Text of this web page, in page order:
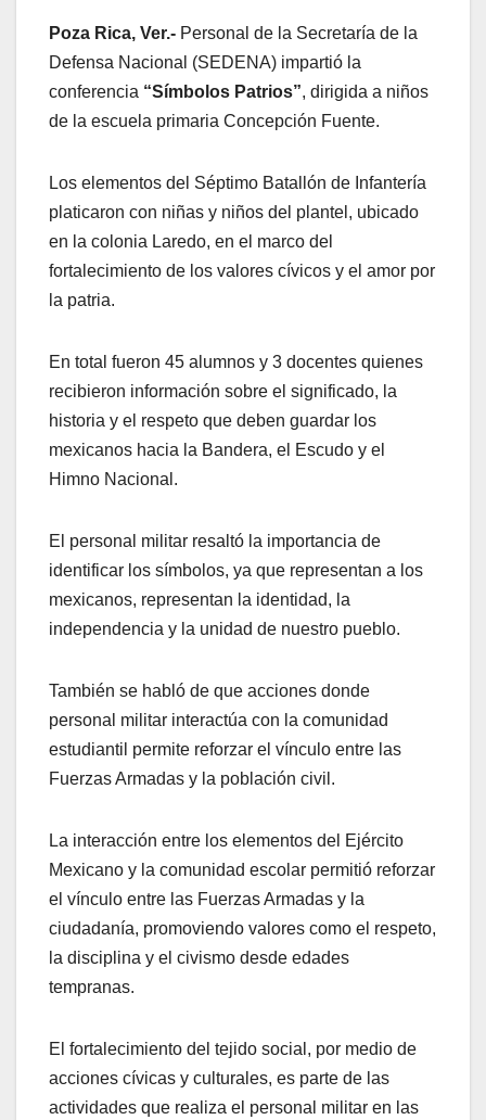
Poza Rica, Ver.- Personal de la Secretaría de la
Defensa Nacional (SEDENA) impartió la
conferencia “Símbolos Patrios”, dirigida a niños
de la escuela primaria Concepción Fuente.
Los elementos del Séptimo Batallón de Infantería
platicaron con niñas y niños del plantel, ubicado
en la colonia Laredo, en el marco del
fortalecimiento de los valores cívicos y el amor por
la patria.
En total fueron 45 alumnos y 3 docentes quienes
recibieron información sobre el significado, la
historia y el respeto que deben guardar los
mexicanos hacia la Bandera, el Escudo y el
Himno Nacional.
El personal militar resaltó la importancia de
identificar los símbolos, ya que representan a los
mexicanos, representan la identidad, la
independencia y la unidad de nuestro pueblo.
También se habló de que acciones donde
personal militar interactúa con la comunidad
estudiantil permite reforzar el vínculo entre las
Fuerzas Armadas y la población civil.
La interacción entre los elementos del Ejército
Mexicano y la comunidad escolar permitió reforzar
el vínculo entre las Fuerzas Armadas y la
ciudadanía, promoviendo valores como el respeto,
la disciplina y el civismo desde edades
tempranas.
El fortalecimiento del tejido social, por medio de
acciones cívicas y culturales, es parte de las
actividades que realiza el personal militar en las